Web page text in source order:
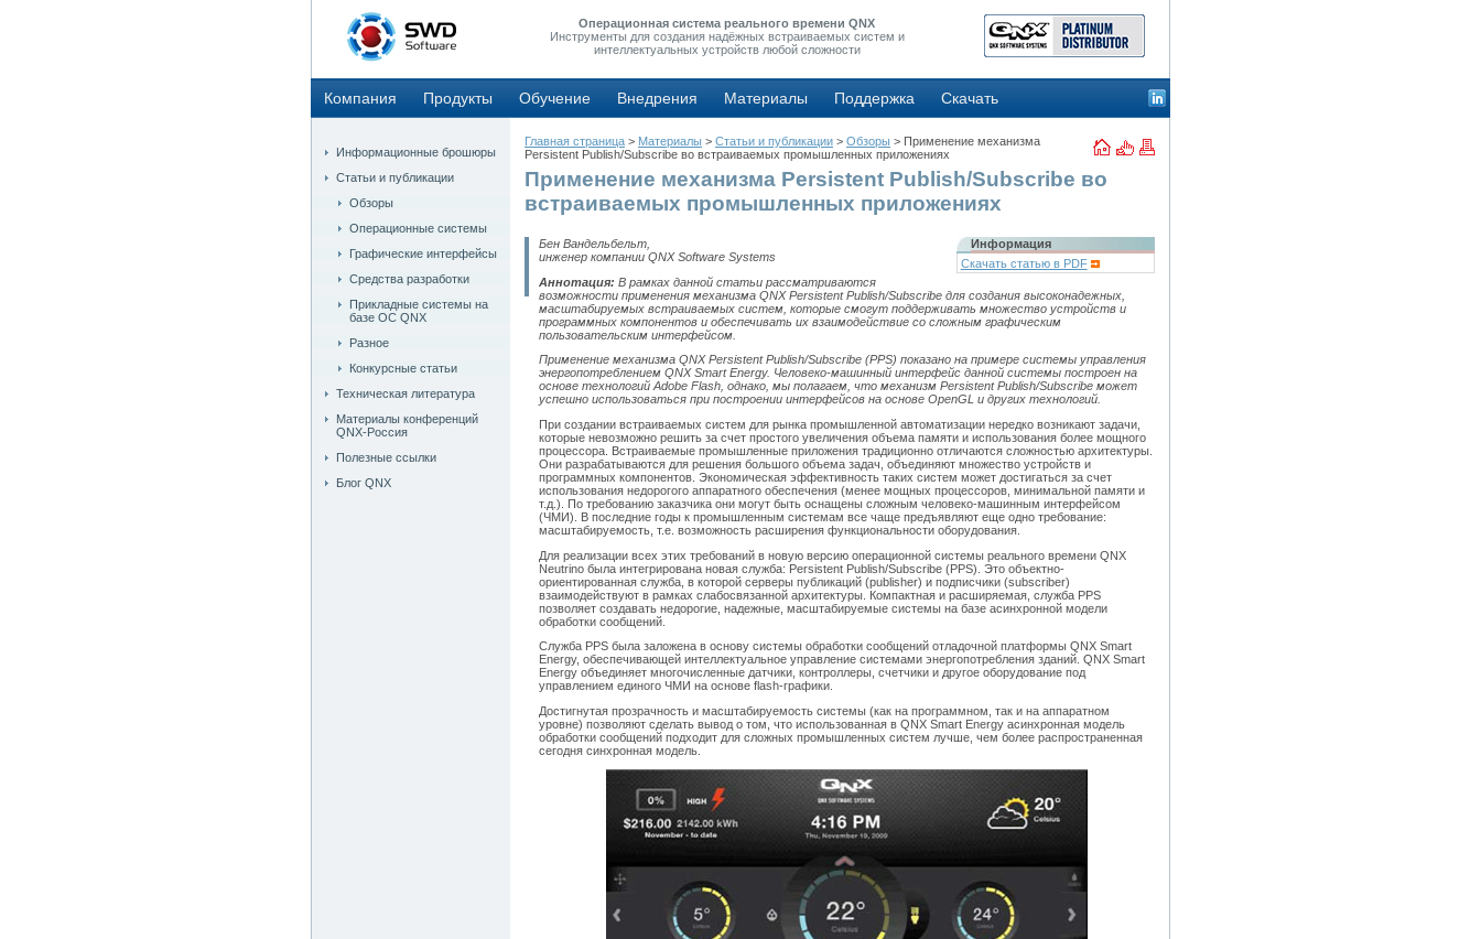
Операционная система реального времени QNX
Инструменты для создания надёжных встраиваемых систем и
интеллектуальных устройств любой сложности
Компания Продукты Обучение Внедрения Материалы Поддержка Скачать
Информационные брошюры
Статьи и публикации
Обзоры
Операционные системы
Графические интерфейсы
Средства разработки
Прикладные системы на
базе ОС QNX
Разное
Конкурсные статьи
Техническая литература
Материалы конференций
QNX-Россия
Полезные ссылки
Блог QNX
Главная страница > Материалы > Статьи и публикации > Обзоры > Применение механизма
Persistent Publish/Subscribe во встраиваемых промышленных приложениях
Применение механизма Persistent Publish/Subscribe во
встраиваемых промышленных приложениях
Информация
Скачать статью в PDF
Бен Вандельбельт,
инженер компании QNX Software Systems
Аннотация: В рамках данной статьи рассматриваются
возможности применения механизма QNX Persistent Publish/Subscribe для создания высоконадежных,
масштабируемых встраиваемых систем, которые смогут поддерживать множество устройств и
программных компонентов и обеспечивать их взаимодействие со сложным графическим
пользовательским интерфейсом.
Применение механизма QNX Persistent Publish/Subscribe (PPS) показано на примере системы управления
энергопотреблением QNX Smart Energy. Человеко-машинный интерфейс данной системы построен на
основе технологий Adobe Flash, однако, мы полагаем, что механизм Persistent Publish/Subscribe может
успешно использоваться при построении интерфейсов на основе OpenGL и других технологий.
При создании встраиваемых систем для рынка промышленной автоматизации нередко возникают задачи,
которые невозможно решить за счет простого увеличения объема памяти и использования более мощного
процессора. Встраиваемые промышленные приложения традиционно отличаются сложностью архитектуры.
Они разрабатываются для решения большого объема задач, объединяют множество устройств и
программных компонентов. Экономическая эффективность таких систем может достигаться за счет
использования недорогого аппаратного обеспечения (менее мощных процессоров, минимальной памяти и
т.д.). По требованию заказчика они могут быть оснащены сложным человеко-машинным интерфейсом
(ЧМИ). В последние годы к промышленным системам все чаще предъявляют еще одно требование:
масштабируемость, т.е. возможность расширения функциональности оборудования.
Для реализации всех этих требований в новую версию операционной системы реального времени QNX
Neutrino была интегрирована новая служба: Persistent Publish/Subscribe (PPS). Это объектно-
ориентированная служба, в которой серверы публикаций (publisher) и подписчики (subscriber)
взаимодействуют в рамках слабосвязанной архитектуры. Компактная и расширяемая, служба PPS
позволяет создавать недорогие, надежные, масштабируемые системы на базе асинхронной модели
обработки сообщений.
Служба PPS была заложена в основу системы обработки сообщений отладочной платформы QNX Smart
Energy, обеспечивающей интеллектуальное управление системами энергопотребления зданий. QNX Smart
Energy объединяет многочисленные датчики, контроллеры, счетчики и другое оборудование под
управлением единого ЧМИ на основе flash-графики.
Достигнутая прозрачность и масштабируемость системы (как на программном, так и на аппаратном
уровне) позволяют сделать вывод о том, что использованная в QNX Smart Energy асинхронная модель
обработки сообщений подходит для сложных промышленных систем лучше, чем более распространенная
сегодня синхронная модель.